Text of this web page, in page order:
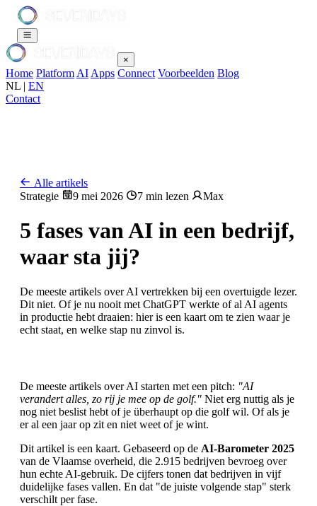
×
Home Platform AI Apps Connect Voorbeelden Blog
NL | EN
Contact
Alle artikels
Strategie
9 mei 2026 7 min lezen Max
5 fases van AI in een bedrijf,
waar sta jij?
De meeste artikels over AI vertrekken bij een overtuigde lezer.
Dit niet. Of je nu nooit met ChatGPT werkte of al AI agents
in productie hebt draaien: hier is een kaart om te zien waar je
echt staat, en welke stap nu zinvol is.
De meeste artikels over AI starten met een pitch: "AI
verandert alles, zo rij je mee op de golf." Niet erg nuttig als je
nog niet beslist hebt of je überhaupt op die golf wil. Of als je
er al een jaar op zit en niet weet of je wint.
Dit artikel is een kaart. Gebaseerd op de AI-Barometer 2025
van de Vlaamse overheid, die 2.915 bedrijven bevroeg over
hun echte AI-gebruik. De cijfers tonen dat bedrijven in vijf
duidelijke fases vallen. En dat "de juiste volgende stap" sterk
verschilt per fase.